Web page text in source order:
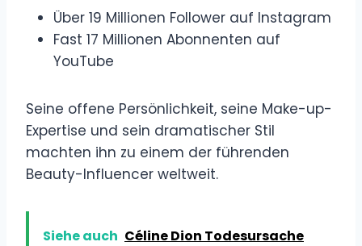
Über 19 Millionen Follower auf Instagram
Fast 17 Millionen Abonnenten auf
YouTube
Seine offene Persönlichkeit, seine Make-up-
Expertise und sein dramatischer Stil
machten ihn zu einem der führenden
Beauty-Influencer weltweit.
Siehe auch Céline Dion Todesursache